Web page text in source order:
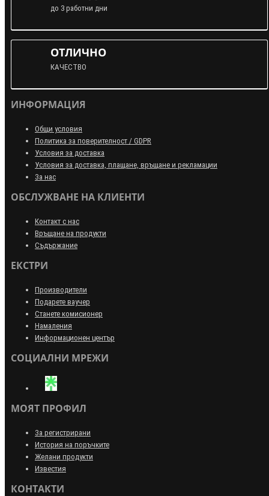
до 3 работни дни
ОТЛИЧНО
КАЧЕСТВО
ИНФОРМАЦИЯ
Общи условия
Политика за поверителност / GDPR
Условия за доставка
Условия за доставка, плащане, връщане и рекламации
За нас
ОБСЛУЖВАНЕ НА КЛИЕНТИ
Контакт с нас
Връщане на продукти
Съдържание
ЕКСТРИ
Производители
Подарете ваучер
Станете комисионер
Намаления
Информационен център
СОЦИАЛНИ МРЕЖИ
МОЯТ ПРОФИЛ
За регистрирани
История на поръчките
Желани продукти
Известия
КОНТАКТИ